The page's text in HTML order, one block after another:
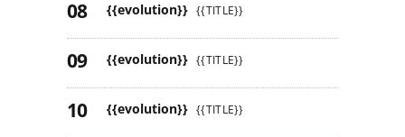
{{evolution}} {{TITLE}}
{{evolution}} {{TITLE}}
{{evolution}} {{TITLE}}